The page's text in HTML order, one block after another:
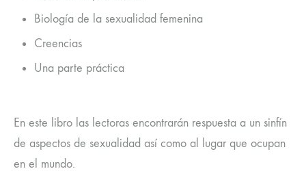
Biología de la sexualidad femenina
Creencias
Una parte práctica
En este libro las lectoras encontrarán respuesta a un sinfín
de aspectos de sexualidad así como al lugar que ocupan
en el mundo.